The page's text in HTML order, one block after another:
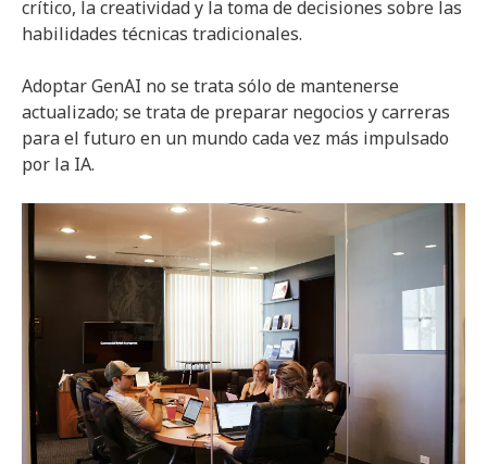
crítico, la creatividad y la toma de decisiones sobre las
habilidades técnicas tradicionales.
Adoptar GenAI no se trata sólo de mantenerse
actualizado; se trata de preparar negocios y carreras
para el futuro en un mundo cada vez más impulsado
por la IA.